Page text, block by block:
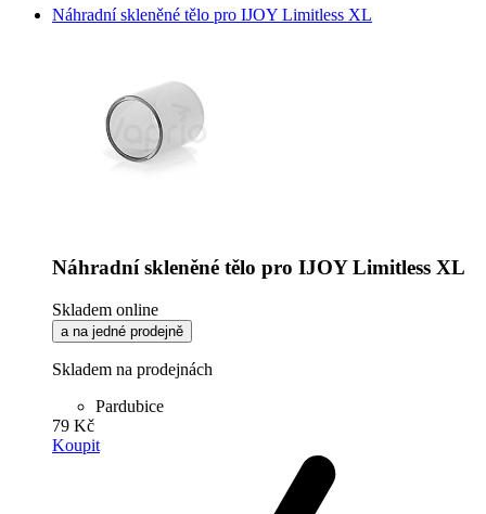
Náhradní skleněné tělo pro IJOY Limitless XL
Náhradní skleněné tělo pro IJOY Limitless XL
Skladem online
a na jedné prodejně
Skladem na prodejnách
Pardubice
79 Kč
Koupit